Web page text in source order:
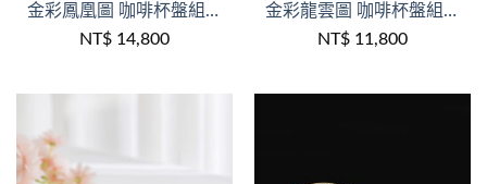
金彩鳳凰圖 咖啡杯盤組 /金龍窯
NT$ 14,800
金彩龍雲圖 咖啡杯盤組 /金龍窯/木盒裝
NT$ 11,800